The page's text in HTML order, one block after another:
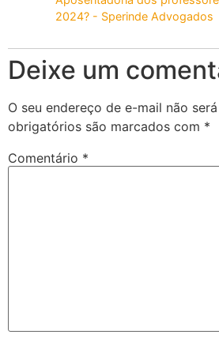
2024? - Sperinde Advogados
Deixe um
O seu endereço de e-mail não
obrigatórios são marcados com *
Comentário *